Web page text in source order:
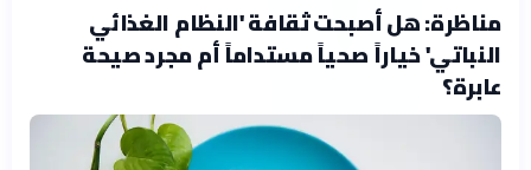
مناظرة: هل أصبحت ثقافة 'النظام الغذائي
النباتي' خياراً صحياً مستداماً أم مجرد صيحة
عابرة؟